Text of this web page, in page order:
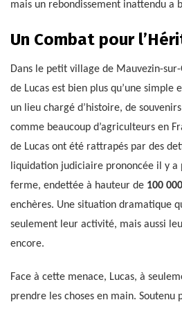
mais un rebondissement inattendu a
Un Combat pour
Dans le petit village de Mauvezin-
de Lucas est bien plus qu’une simple
un lieu chargé d’histoire, de
comme beaucoup d’agriculteurs en
de Lucas ont été rattrapés par des
liquidation judiciaire prononcée il y a
ferme, endettée à hauteur de 100
enchères. Une situation dramatique
seulement leur activité, mais aussi
encore.
Face à cette menace, Lucas, à
prendre les choses en main.